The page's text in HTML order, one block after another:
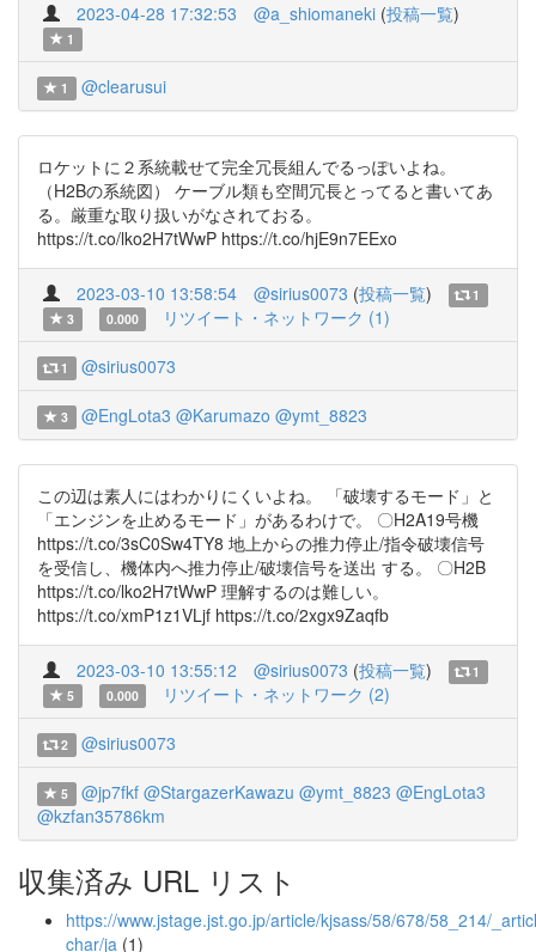
2023-04-28 17:32:53 @a_shiomaneki (投稿一覧)
1
1 @clearusui
ロケットに２系統載せて完全冗長組んでるっぽいよね。
（H2Bの系統図） ケーブル類も空間冗長とってると書いてあ
る。厳重な取り扱いがなされておる。
https://t.co/lko2H7tWwP https://t.co/hjE9n7EExo
2023-03-10 13:58:54 @sirius0073 (投稿一覧)
1
3
0.000 リツイート・ネットワーク (1)
1 @sirius0073
3 @EngLota3 @Karumazo @ymt_8823
この辺は素人にはわかりにくいよね。 「破壊するモード」と
「エンジンを止めるモード」があるわけで。 〇H2A19号機
https://t.co/3sC0Sw4TY8 地上からの推力停止/指令破壊信号
を受信し、機体内へ推力停止/破壊信号を送出 する。 〇H2B
https://t.co/lko2H7tWwP 理解するのは難しい。
https://t.co/xmP1z1VLjf https://t.co/2xgx9Zaqfb
2023-03-10 13:55:12 @sirius0073 (投稿一覧)
1
5
0.000 リツイート・ネットワーク (2)
2 @sirius0073
5 @jp7fkf @StargazerKawazu @ymt_8823 @EngLota3
@kzfan35786km
収集済み URL リスト
https://www.jstage.jst.go.jp/article/kjsass/58/678/58_214/
char/ja (1)